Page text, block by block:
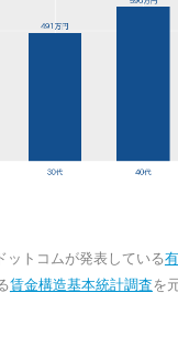
ットコムが発表している
賃金構造基本統計調査を